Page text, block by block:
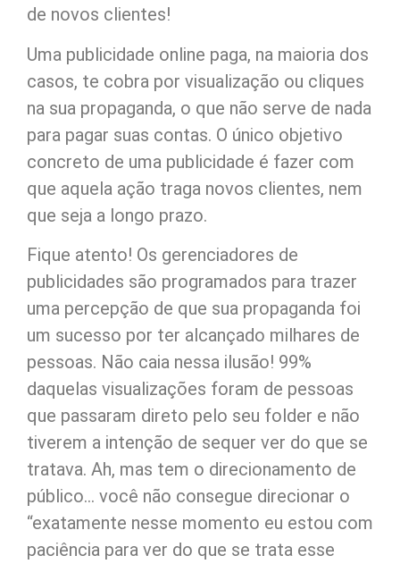
de novos clientes!
Uma publicidade online paga, na maioria dos
casos, te cobra por visualização ou cliques
na sua propaganda, o que não serve de nada
para pagar suas contas. O único objetivo
concreto de uma publicidade é fazer com
que aquela ação traga novos clientes, nem
que seja a longo prazo.
Fique atento! Os gerenciadores de
publicidades são programados para trazer
uma percepção de que sua propaganda foi
um sucesso por ter alcançado milhares de
pessoas. Não caia nessa ilusão! 99%
daquelas visualizações foram de pessoas
que passaram direto pelo seu folder e não
tiverem a intenção de sequer ver do que se
tratava. Ah, mas tem o direcionamento de
público… você não consegue direcionar o
“exatamente nesse momento eu estou com
paciência para ver do que se trata esse